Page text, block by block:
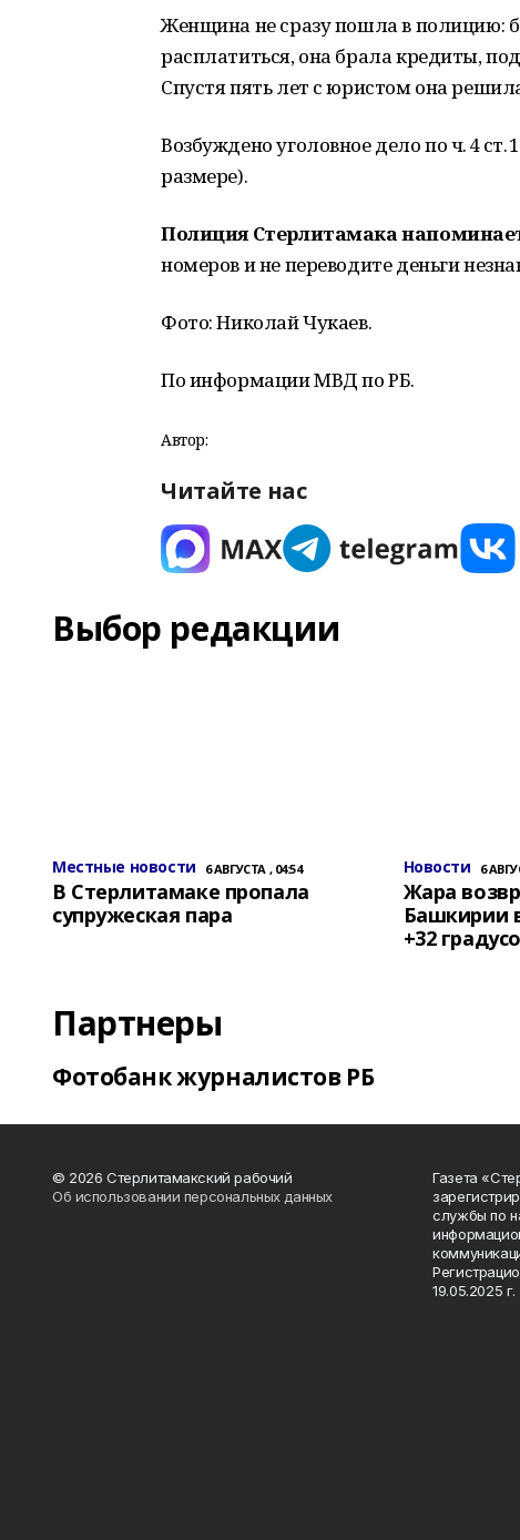
Женщина не сразу пошла в полицию:
расплатиться, она брала кредиты,
Спустя пять лет с юристом она
Возбуждено уголовное дело по ч. 4
размере).
Полиция Стерлитамака
номеров и не переводите деньги
Фото: Николай Чукаев.
По информации МВД по РБ.
Автор:
Читайте нас
Выбор редакции
Местные новости 6 АВГУСТА , 04:54
В Стерлитамаке пропала
супружеская пара
Новости 6
Жара
Башкирии
+32
Партнеры
Фотобанк журналистов РБ
© 2026 Стерлитамакский рабочий
Об использовании персональных данных
Газета
службы по
19.05.2025 г.